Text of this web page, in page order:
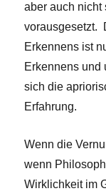
aber auch nicht
vorausgesetzt.
Erkennens ist
Erkennens und
sich die
Erfahrung.
Wenn die
wenn
Wirklichkeit im